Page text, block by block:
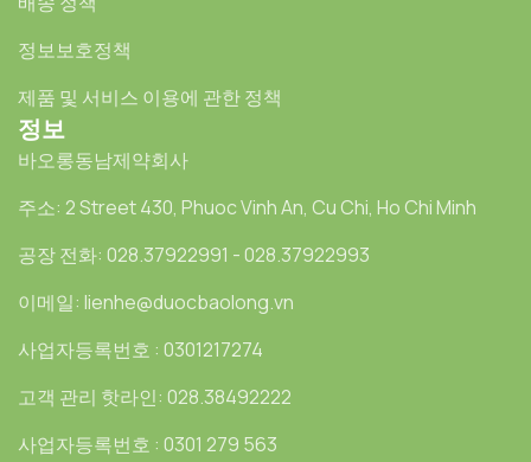
정보보호정책
제품 및 서비스 이용에 관한 정책
정보
바오롱동남제약회사
주소: 2 Street 430, Phuoc Vinh An, Cu Chi, Ho Chi Minh
공장 전화: 028.37922991 - 028.37922993
이메일: lienhe@duocbaolong.vn
사업자등록번호 : 0301217274
고객 관리 핫라인: 028.38492222
사업자등록번호 : 0301 279 563